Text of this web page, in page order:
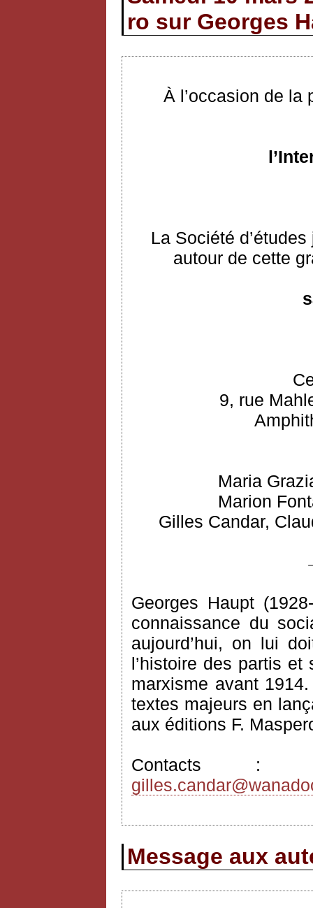
ro sur Georges
À l’occasion de
La Société
autour de cette
9, rue
Maria
Marion
Gilles Candar,
Georges Haupt
connaissance du
aujourd’hui, on lui
l’histoire des partis
marxisme avant
textes majeurs en
aux éditions F.
Contacts
Message aux